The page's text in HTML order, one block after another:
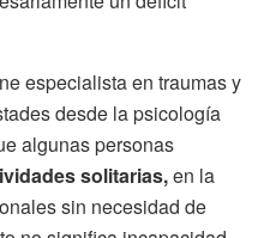
especialista en traumas y
desde la psicología
algunas personas
solitarias,en la
sin necesidad de